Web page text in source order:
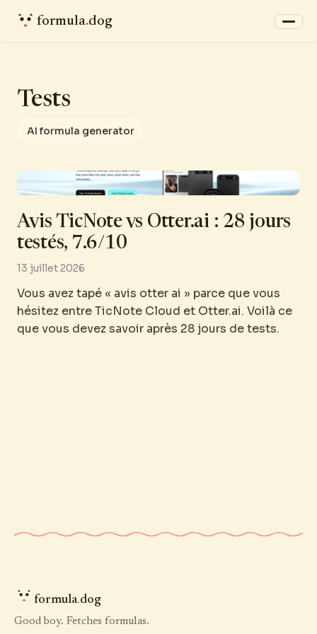
Tests
AI formula generator
Avis TicNote vs Otter.ai : 28 jours
testés, 7.6/10
13 juillet 2026
Vous avez tapé « avis otter ai » parce que vous
hésitez entre TicNote Cloud et Otter.ai. Voilà ce
que vous devez savoir après 28 jours de tests.
formula.dog
formula.dog
Good boy. Fetches formulas.